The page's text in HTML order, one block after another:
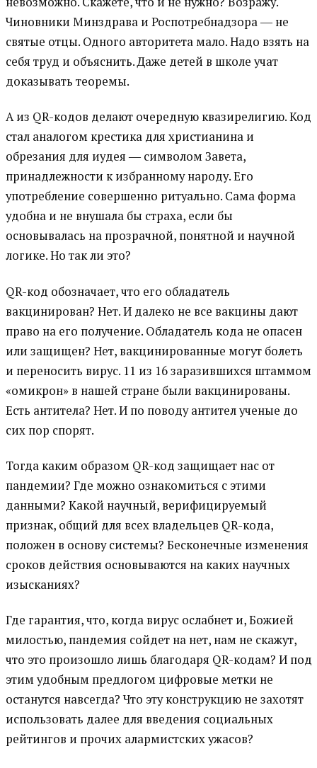
Чиновники Минздрава и Роспотребнадзора ― не
святые отцы. Одного авторитета мало. Надо взять на
себя труд и объяснить. Даже детей в школе учат
доказывать теоремы.
А из QR-кодов делают очередную квазирелигию. Код
стал аналогом крестика для христианина и
обрезания для иудея ― символом Завета,
принадлежности к избранному народу. Его
употребление совершенно ритуально. Сама форма
удобна и не внушала бы страха, если бы
основывалась на прозрачной, понятной и научной
логике. Но так ли это?
QR-код обозначает, что его обладатель
вакцинирован? Нет. И далеко не все вакцины дают
право на его получение. Обладатель кода не опасен
или защищен? Нет, вакцинированные могут болеть
и переносить вирус. 11 из 16 заразившихся штаммом
«омикрон» в нашей стране были вакцинированы.
Есть антитела? Нет. И по поводу антител ученые до
сих пор спорят.
Тогда каким образом QR-код защищает нас от
пандемии? Где можно ознакомиться с этими
данными? Какой научный, верифицируемый
признак, общий для всех владельцев QR-кода,
положен в основу системы? Бесконечные изменения
сроков действия основываются на каких научных
изысканиях?
Где гарантия, что, когда вирус ослабнет и, Божией
милостью, пандемия сойдет на нет, нам не скажут,
что это произошло лишь благодаря QR-кодам? И под
этим удобным предлогом цифровые метки не
останутся навсегда? Что эту конструкцию не захотят
использовать далее для введения социальных
рейтингов и прочих алармистских ужасов?